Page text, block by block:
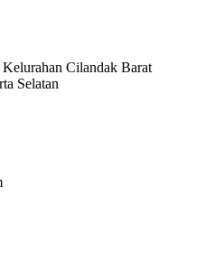
Cilandak Barat
Selatan